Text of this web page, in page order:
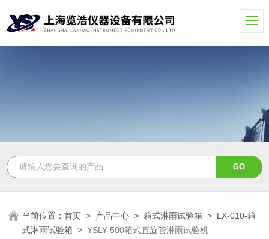
当前位置：首页 > 产品中心 >箱式淋雨试验箱 > LX-010-箱
式淋雨试验箱 >YSLY-500箱式直旋管淋雨试验机